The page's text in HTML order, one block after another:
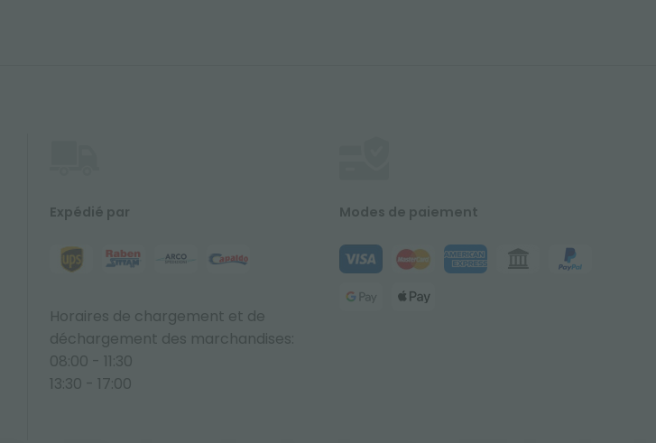
Expédié par
Horaires de chargement et de
déchargement des marchandises:
08:00 - 11:30
13:30 - 17:00
Modes de paiement